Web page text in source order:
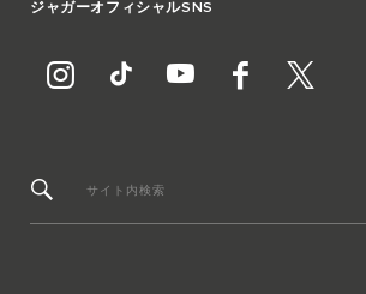
ジャガーオフィシャルSNS
サイト内検索